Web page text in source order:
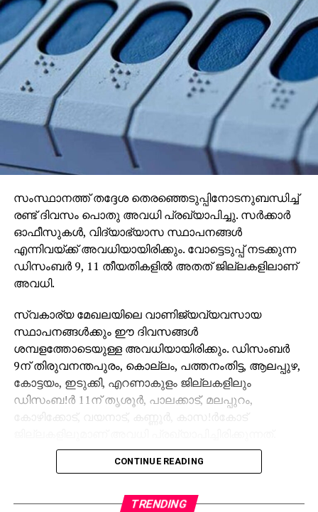
സംസ്ഥാനത്ത് തദ്ദേശ തെരഞ്ഞെടുപ്പിനോടനുബന്ധിച്ച്
രണ്ട് ദിവസം പൊതു അവധി പ്രഖ്യാപിച്ചു. സര്‍ക്കാര്‍
ഓഫീസുകള്‍, വിദ്യാഭ്യാസ സ്ഥാപനങ്ങള്‍
എന്നിവയ്ക്ക് അവധിയായിരിക്കും. വോട്ടെടുപ്പ് നടക്കുന്ന
ഡിസംബര്‍ 9, 11 തീയതികളില്‍ അതത് ജില്ലകളിലാണ്
അവധി.
സ്വകാര്യ മേഖലയിലെ വാണിജ്യവ്യവസായ
സ്ഥാപനങ്ങള്‍ക്കും ഈ ദിവസങ്ങള്‍
ശമ്പളത്തോടെയുള്ള അവധിയായിരിക്കും. ഡിസംബര്‍
9ന് തിരുവനന്തപുരം, കൊല്ലം, പത്തനംതിട്ട, ആലപ്പുഴ,
കോട്ടയം, ഇടുക്കി, എറണാകുളം ജില്ലകളിലും
ഡിസംബ!ര്‍ 11ന് തൃശൂര്‍, പാലക്കാട്, മലപ്പുറം,
കോഴിക്കോട്, വയനാട്, കണ്ണൂര്‍, കാസ!ര്‍കോട്
രാവിലെ 7 മുതല്‍ വൈകുന്നേരം 6 വരെയാണ്
CONTINUE READING
TRENDING